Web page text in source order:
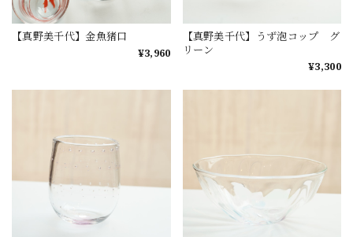
【真野美千代】金魚猪口
¥3,960
【真野美千代】うず泡コップ グ
リーン
¥3,300